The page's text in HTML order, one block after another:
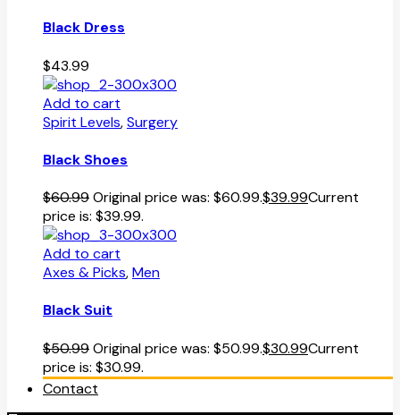
Black Dress
$43.99
Add to cart
Spirit Levels,Surgery
Black Shoes
$60.99Original price was: $60.99.$39.99Current
price is: $39.99.
Add to cart
Axes & Picks,Men
Black Suit
$50.99Original price was: $50.99.$30.99Current
price is: $30.99.
Contact